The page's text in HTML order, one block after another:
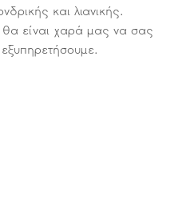
και λιανικής.
θα είναι χαρά μας να σας